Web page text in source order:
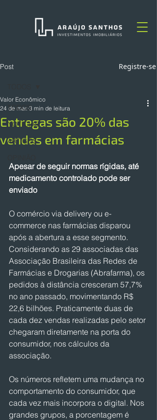
Post Registre-se
TODOS
NOTÍCIAS
ARTIGOS
Entregas são 20% das
vendas em farmácias
Valor Econômico
24 de mar. 3 min de leitura
Apesar de seguir normas rígidas, até
medicamento controlado pode ser
enviado
O comércio via delivery ou e-
commerce nas farmácias disparou
após a abertura a esse segmento.
Considerando as 29 associadas das
Associação Brasileira das Redes de
Farmácias e Drogarias (Abrafarma), os
pedidos à distância cresceram 57,7%
no ano passado, movimentando R$
22,6 bilhões. Praticamente duas de
cada dez vendas realizadas pelo setor
chegaram diretamente na porta do
consumidor, nos cálculos da
associação.
Os números refletem uma mudança no
comportamento do consumidor, que
cada vez mais incorpora o digital. Nos
grandes grupos, a porcentagem é